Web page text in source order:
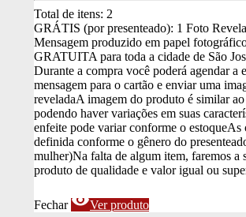
Total de itens: 2
GRÁTIS (por presenteado): 1 Foto
Mensagem produzido em papel
GRATUITA para toda a cidade de São
Durante a compra você poderá agendar a
mensagem para o cartão e enviar uma
reveladaA imagem do produto é similar ao
podendo haver variações em suas
enfeite pode variar conforme o estoqueAs
definida conforme o gênero do
mulher)Na falta de algum item, faremos a
produto de qualidade e valor igual ou
Fechar visibilityVer produto